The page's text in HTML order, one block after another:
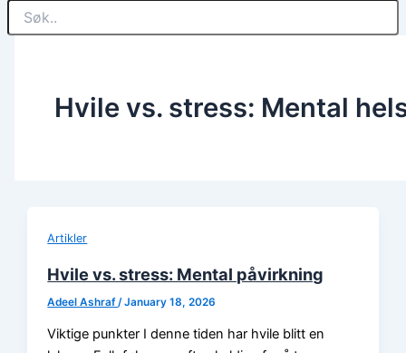
Hvile vs. stress: Mental
Artikler
Hvile vs. stress: Mental påvirkning
Adeel Ashraf /January 18, 2026
Viktige punkter I denne tiden har hvile blitt en